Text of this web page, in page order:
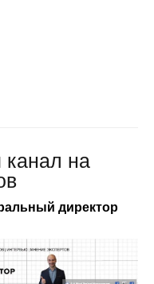
на
директор